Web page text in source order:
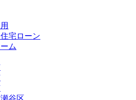
宅ローン
ム
谷区